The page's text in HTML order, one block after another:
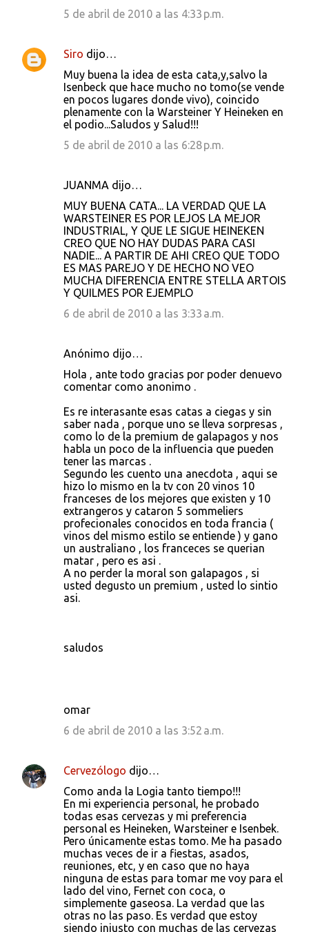
5 de abril de 2010 a las 4:33 p.m.
Siro dijo…
Muy buena la idea de esta cata,y,salvo la
Isenbeck que hace mucho no tomo(se vende
en pocos lugares donde vivo), coincido
plenamente con la Warsteiner Y Heineken en
el podio...Saludos y Salud!!!
5 de abril de 2010 a las 6:28 p.m.
JUANMA dijo…
MUY BUENA CATA... LA VERDAD QUE LA
WARSTEINER ES POR LEJOS LA MEJOR
INDUSTRIAL, Y QUE LE SIGUE HEINEKEN
CREO QUE NO HAY DUDAS PARA CASI
NADIE... A PARTIR DE AHI CREO QUE TODO
ES MAS PAREJO Y DE HECHO NO VEO
MUCHA DIFERENCIA ENTRE STELLA ARTOIS
Y QUILMES POR EJEMPLO
6 de abril de 2010 a las 3:33 a.m.
Anónimo dijo…
Hola , ante todo gracias por poder denuevo
comentar como anonimo .
Es re interasante esas catas a ciegas y sin
saber nada , porque uno se lleva sorpresas ,
como lo de la premium de galapagos y nos
habla un poco de la influencia que pueden
tener las marcas .
Segundo les cuento una anecdota , aqui se
hizo lo mismo en la tv con 20 vinos 10
franceses de los mejores que existen y 10
extrangeros y cataron 5 sommeliers
profecionales conocidos en toda francia (
vinos del mismo estilo se entiende ) y gano
un australiano , los franceces se querian
matar , pero es asi .
A no perder la moral son galapagos , si
usted degusto un premium , usted lo sintio
asi.
saludos
omar
6 de abril de 2010 a las 3:52 a.m.
Cervezólogo dijo…
Como anda la Logia tanto tiempo!!!
En mi experiencia personal, he probado
todas esas cervezas y mi preferencia
personal es Heineken, Warsteiner e Isenbek.
Pero únicamente estas tomo. Me ha pasado
muchas veces de ir a fiestas, asados,
reuniones, etc, y en caso que no haya
ninguna de estas para tomar me voy para el
lado del vino, Fernet con coca, o
simplemente gaseosa. La verdad que las
otras no las paso. Es verdad que estoy
siendo injusto con muchas de las cervezas